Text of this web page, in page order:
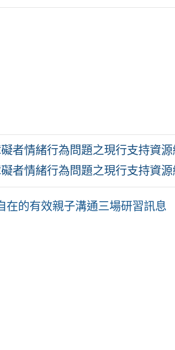
者情緒行為問題之現行支持資
者情緒行為問題之現行支持資
在的有效親子溝通三場研習訊息